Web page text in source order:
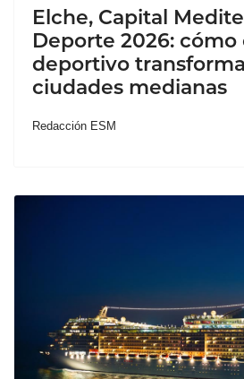
Elche, Capital
Deporte 2026:
deportivo
ciudades medianas
Redacción ESM